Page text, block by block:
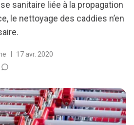
sanitaire liée à la propagation
le nettoyage des caddies n’en
17 avr. 2020